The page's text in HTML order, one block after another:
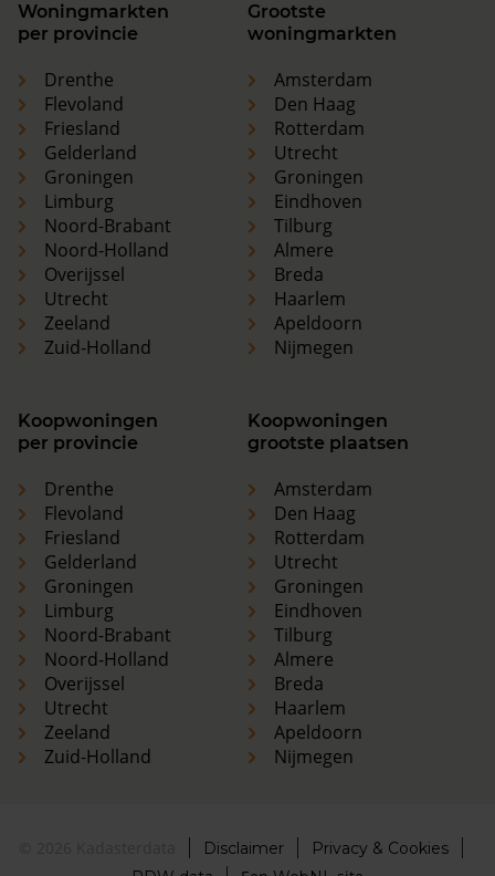
Woningmarkten
per provincie
Drenthe
Flevoland
Friesland
Gelderland
Groningen
Limburg
Noord-Brabant
Noord-Holland
Overijssel
Utrecht
Zeeland
Zuid-Holland
Grootste
woningmarkten
Amsterdam
Den Haag
Rotterdam
Utrecht
Groningen
Eindhoven
Tilburg
Almere
Breda
Haarlem
Apeldoorn
Nijmegen
Koopwoningen
per provincie
Drenthe
Flevoland
Friesland
Gelderland
Groningen
Limburg
Noord-Brabant
Noord-Holland
Overijssel
Utrecht
Zeeland
Zuid-Holland
Koopwoningen
grootste plaatsen
Amsterdam
Den Haag
Rotterdam
Utrecht
Groningen
Eindhoven
Tilburg
Almere
Breda
Haarlem
Apeldoorn
Nijmegen
Disclaimer
Privacy & Cookies